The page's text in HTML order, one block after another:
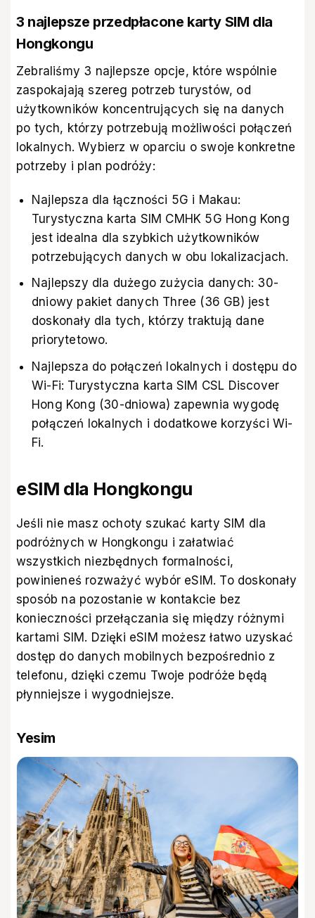
3 najlepsze przedpłacone karty SIM dla
Hongkongu
Zebraliśmy 3 najlepsze opcje, które wspólnie
zaspokajają szereg potrzeb turystów, od
użytkowników koncentrujących się na danych
po tych, którzy potrzebują możliwości połączeń
lokalnych. Wybierz w oparciu o swoje konkretne
potrzeby i plan podróży:
Najlepsza dla łączności 5G i Makau:
Turystyczna karta SIM CMHK 5G Hong Kong
jest idealna dla szybkich użytkowników
potrzebujących danych w obu lokalizacjach.
Najlepszy dla dużego zużycia danych: 30-
dniowy pakiet danych Three (36 GB) jest
doskonały dla tych, którzy traktują dane
priorytetowo.
Najlepsza do połączeń lokalnych i dostępu do
Wi-Fi: Turystyczna karta SIM CSL Discover
Hong Kong (30-dniowa) zapewnia wygodę
połączeń lokalnych i dodatkowe korzyści Wi-
Fi.
eSIM dla Hongkongu
Jeśli nie masz ochoty szukać karty SIM dla
podróżnych w Hongkongu i załatwiać
wszystkich niezbędnych formalności,
powinieneś rozważyć wybór eSIM. To doskonały
sposób na pozostanie w kontakcie bez
konieczności przełączania się między różnymi
kartami SIM. Dzięki eSIM możesz łatwo uzyskać
dostęp do danych mobilnych bezpośrednio z
telefonu, dzięki czemu Twoje podróże będą
płynniejsze i wygodniejsze.
Yesim